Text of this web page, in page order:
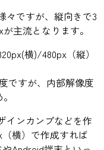
々ですが、縦向きで3
主流となります。
横)/480px（縦）
ですが、内部解像度
インカンプなどを作
横）で作成すれば